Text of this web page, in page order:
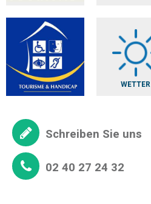
WETTER
Schreiben Sie uns
02 40 27 24 32